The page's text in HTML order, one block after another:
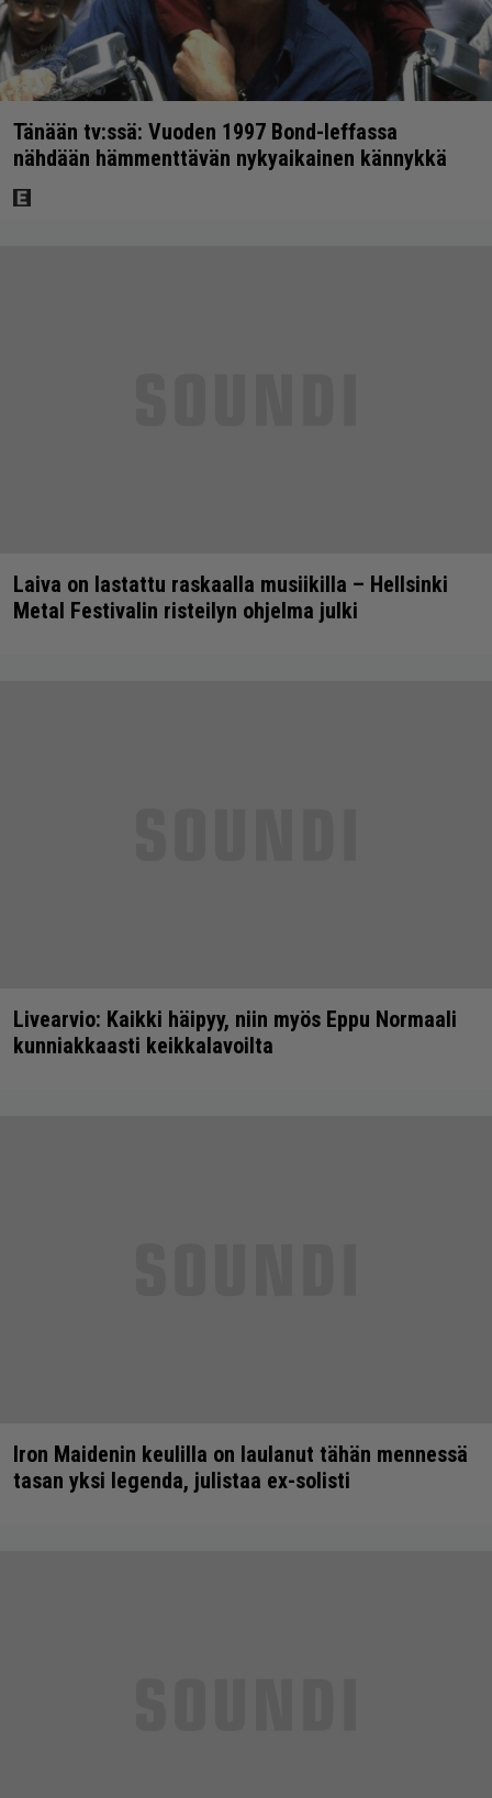
Tänään tv:ssä: Vuoden 1997 Bond-leffassa
nähdään hämmenttävän nykyaikainen kännykkä
Laiva on lastattu raskaalla musiikilla – Hellsinki
Metal Festivalin risteilyn ohjelma julki
Livearvio: Kaikki häipyy, niin myös Eppu Normaali
kunniakkaasti keikkalavoilta
Iron Maidenin keulilla on laulanut tähän mennessä
tasan yksi legenda, julistaa ex-solisti